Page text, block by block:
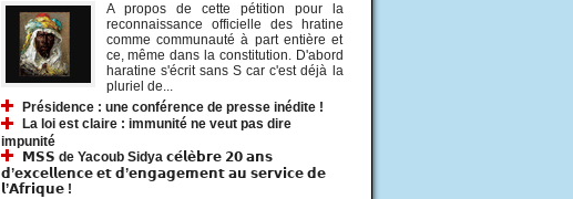
A propos de cette pétition pour la
reconnaissance officielle des hratine
comme communauté à part entière et
ce, même dans la constitution. D'abord
haratine s'écrit sans S car c'est déjà la
pluriel de...
Présidence : une conférence de presse inédite !
La loi est claire : immunité ne veut pas dire
impunité
𝗠𝗦𝗦 de Yacoub Sidya 𝗰𝗲́𝗹𝗲̀𝗯𝗿𝗲 𝟮𝟬 𝗮𝗻𝘀
𝗱’𝗲𝘅𝗰𝗲𝗹𝗹𝗲𝗻𝗰𝗲 𝗲𝘁 𝗱’𝗲𝗻𝗴𝗮𝗴𝗲𝗺𝗲𝗻𝘁 𝗮𝘂 𝘀𝗲𝗿𝘃𝗶𝗰𝗲 𝗱𝗲
𝗹’𝗔𝗳𝗿𝗶𝗾𝘂𝗲 !